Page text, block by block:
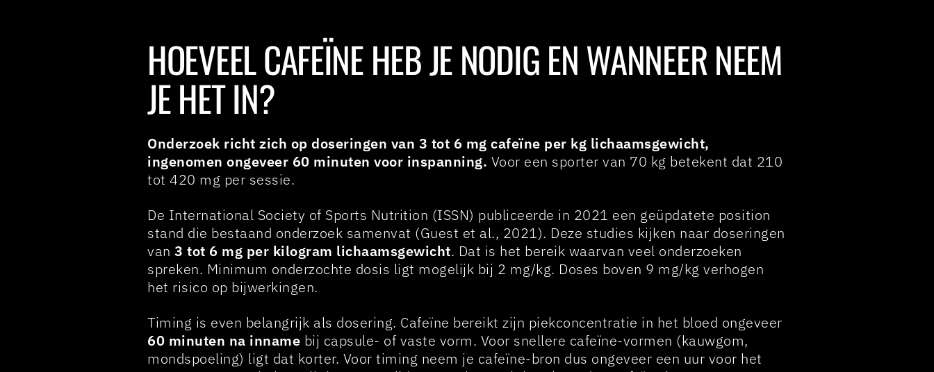
HOEVEEL CAFEÏNE HEB JE NODIG EN WANNEER NEEM
JE HET IN?
Onderzoek richt zich op doseringen van 3 tot 6 mg cafeïne per kg lichaamsgewicht,
ingenomen ongeveer 60 minuten voor inspanning. Voor een sporter van 70 kg betekent dat 210
tot 420 mg per sessie.
De International Society of Sports Nutrition (ISSN) publiceerde in 2021 een geüpdatete position
stand die bestaand onderzoek samenvat (Guest et al., 2021). Deze studies kijken naar doseringen
van 3 tot 6 mg per kilogram lichaamsgewicht. Dat is het bereik waarvan veel onderzoeken
spreken. Minimum onderzochte dosis ligt mogelijk bij 2 mg/kg. Doses boven 9 mg/kg verhogen
het risico op bijwerkingen.
Timing is even belangrijk als dosering. Cafeïne bereikt zijn piekconcentratie in het bloed ongeveer
60 minuten na inname bij capsule- of vaste vorm. Voor snellere cafeïne-vormen (kauwgom,
mondspoeling) ligt dat korter. Voor timing neem je cafeïne-bron dus ongeveer een uur voor het